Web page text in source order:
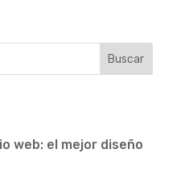
web: el mejor diseño